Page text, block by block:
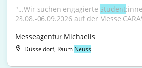
"...Wir suchen engagierte Student
28.08.-06.09.2026 auf der Messe
Messeagentur Michaelis
Düsseldorf, Raum Neuss